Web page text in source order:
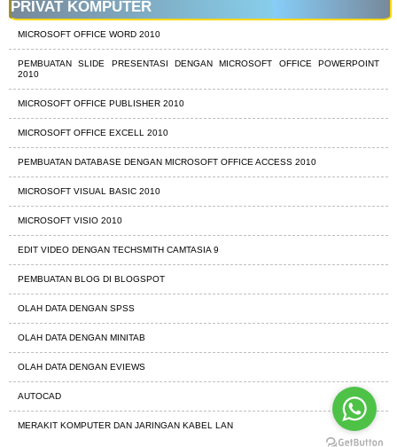
PRIVAT KOMPUTER
MICROSOFT OFFICE WORD 2010
PEMBUATAN SLIDE PRESENTASI DENGAN MICROSOFT OFFICE POWERPOINT
2010
MICROSOFT OFFICE PUBLISHER 2010
MICROSOFT OFFICE EXCELL 2010
PEMBUATAN DATABASE DENGAN MICROSOFT OFFICE ACCESS 2010
MICROSOFT VISUAL BASIC 2010
MICROSOFT VISIO 2010
EDIT VIDEO DENGAN TECHSMITH CAMTASIA 9
PEMBUATAN BLOG DI BLOGSPOT
OLAH DATA DENGAN SPSS
OLAH DATA DENGAN MINITAB
OLAH DATA DENGAN EVIEWS
AUTOCAD
MERAKIT KOMPUTER DAN JARINGAN KABEL LAN